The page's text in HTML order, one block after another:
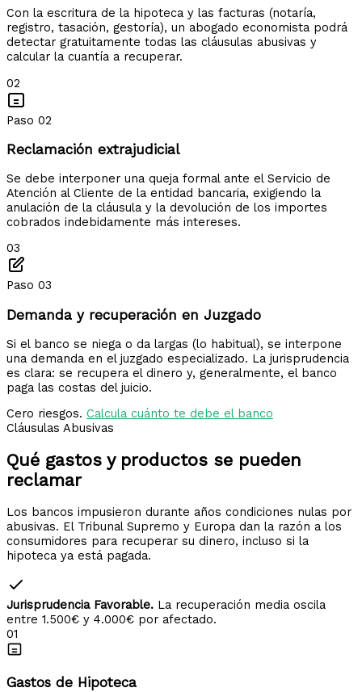
Con la escritura de la hipoteca y las facturas (notaría,
registro, tasación, gestoría), un abogado economista podrá
detectar gratuitamente todas las cláusulas abusivas y
calcular la cuantía a recuperar.
02
Paso 02
Reclamación extrajudicial
Se debe interponer una queja formal ante el Servicio de
Atención al Cliente de la entidad bancaria, exigiendo la
anulación de la cláusula y la devolución de los importes
cobrados indebidamente más intereses.
03
Paso 03
Demanda y recuperación en Juzgado
Si el banco se niega o da largas (lo habitual), se interpone
una demanda en el juzgado especializado. La jurisprudencia
es clara: se recupera el dinero y, generalmente, el banco
paga las costas del juicio.
Cero riesgos. Calcula cuánto te debe el banco
Cláusulas Abusivas
Qué gastos y productos se pueden
reclamar
Los bancos impusieron durante años condiciones nulas por
abusivas. El Tribunal Supremo y Europa dan la razón a los
consumidores para recuperar su dinero, incluso si la
hipoteca ya está pagada.
Jurisprudencia Favorable. La recuperación media oscila
entre 1.500€ y 4.000€ por afectado.
01
Gastos de Hipoteca